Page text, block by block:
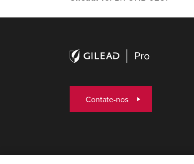
Contate-nos